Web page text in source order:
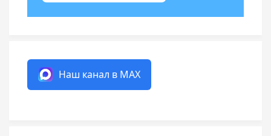
Наш канал в MAX